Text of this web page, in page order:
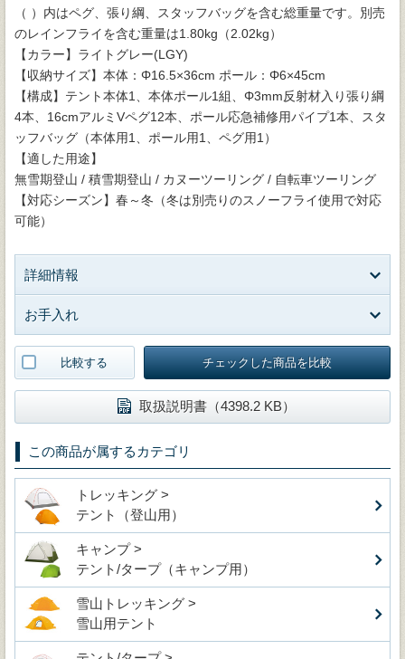
（ ）内はペグ、張り綱、スタッフバッグを含む総重量です。別売
のレインフライを含む重量は1.80kg（2.02kg）
【カラー】ライトグレー(LGY)
【収納サイズ】本体：Φ16.5×36cm ポール：Φ6×45cm
【構成】テント本体1、本体ポール1組、Φ3mm反射材入り張り綱
4本、16cmアルミVペグ12本、ポール応急補修用パイプ1本、スタ
ッフバッグ（本体用1、ポール用1、ペグ用1）
【適した用途】
無雪期登山 / 積雪期登山 / カヌーツーリング / 自転車ツーリング
【対応シーズン】春～冬（冬は別売りのスノーフライ使用で対応
可能）
詳細情報
お手入れ
比較する チェックした商品を比較
取扱説明書（4398.2 KB）
この商品が属するカテゴリ
トレッキング >
テント（登山用）
キャンプ >
テント/タープ（キャンプ用）
雪山トレッキング >
雪山用テント